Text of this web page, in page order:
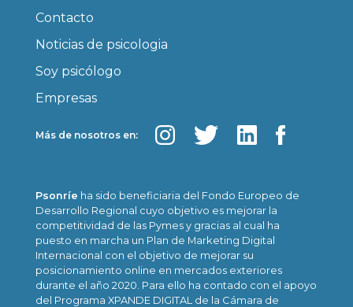
Contacto
Noticias de psicologia
Soy psicólogo
Empresas
Más de nosotros en:
Psonríe ha sido beneficiaria del Fondo Europeo de
Desarrollo Regional cuyo objetivo es mejorar la
competitividad de las Pymes y gracias al cual ha
puesto en marcha un Plan de Marketing Digital
Internacional con el objetivo de mejorar su
posicionamiento online en mercados exteriores
durante el año 2020. Para ello ha contado con el apoyo
del Programa XPANDE DIGITAL de la Cámara de